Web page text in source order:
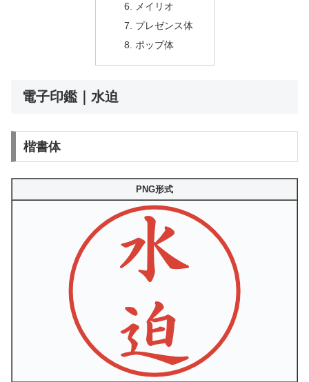
メイリオ
プレゼンス体
ポップ体
電子印鑑｜水迫
楷書体
PNG形式